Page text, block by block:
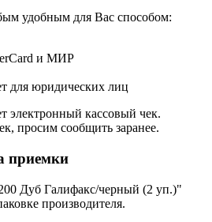
удобным для Вас способом:
и МИР
для юридических лиц
электронный кассовый чек.
просим сообщить заранее.
приемки
Дуб Галифакс/черный (2 уп.)"
производителя.